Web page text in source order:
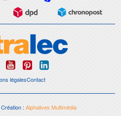
légalesContact
: Alphalives Multimédia